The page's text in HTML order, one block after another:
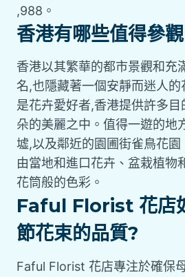
,988。
香港有哪些值得參
香港以其繁華的都市景觀和充
名,也隱藏著一個安靜而迷人
是花卉愛好者,香港提供許多
朵的美麗之中。值得一遊的地
墟,以及鄰近的園圃街雀鳥花
由當地和進口花卉、盆栽植物
花筒般的色彩。
Faful Florist 花店
節花束的品質?
Faful Florist 花店專注於確保